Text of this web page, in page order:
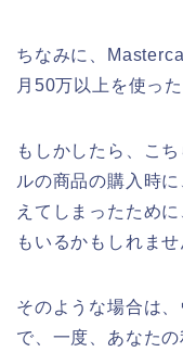
ちなみに、
月50万以上を使っ
もしかしたら、こ
ルの商品の購入時
えてしまったため
もいるかもしれませ
そのような場合は
で、一度、あなた